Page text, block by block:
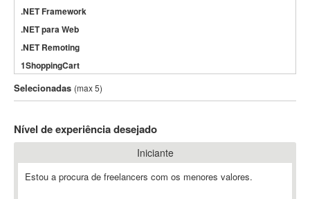
.NET Framework
.NET para Web
.NET Remoting
1ShoppingCart
3DS Max
3GSM
802.11
A-GPS
Selecionadas (max 5)
Nível de experiência desejado
Iniciante
Estou a procura de freelancers com os menores valores.